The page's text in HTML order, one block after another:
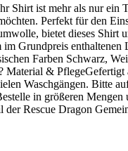
ist mehr als nur ein
Perfekt für den
bietet dieses
Grundpreis
Farben Schwarz,
&
Waschgängen. Bitte
in größeren
Rescue Dragon